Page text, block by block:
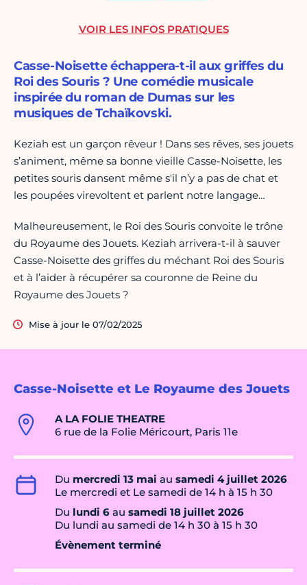
Casse-Noisette et Le Royaume des Jouets
A LA FOLIE THEATRE
6 rue de la Folie Méricourt, Paris 11e
Du mercredi 13 mai au samedi 4 juillet 2026
Le mercredi et Le samedi de 14 h à 15 h 30
Du lundi 6 au samedi 18 juillet 2026
Du lundi au samedi de 14 h 30 à 15 h 30
Évènement terminé
Casse-Noisette échappera-t-il aux griffes du
Roi des Souris ? Une comédie musicale
inspirée du roman de Dumas sur les
musiques de Tchaïkovski.
Keziah est un garçon rêveur ! Dans ses rêves, ses jouets
s’animent, même sa bonne vieille Casse-Noisette, les
petites souris dansent même s'il n’y a pas de chat et
les poupées virevoltent et parlent notre langage…
Malheureusement, le Roi des Souris convoite le trône
du Royaume des Jouets. Keziah arrivera-t-il à sauver
Casse-Noisette des griffes du méchant Roi des Souris
et à l’aider à récupérer sa couronne de Reine du
Royaume des Jouets ?
Mise à jour le 07/02/2025
VOIR LES INFOS PRATIQUES